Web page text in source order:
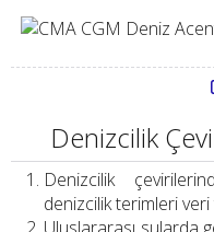
Denizcilik
Denizcilik
denizcilik terimleri veri